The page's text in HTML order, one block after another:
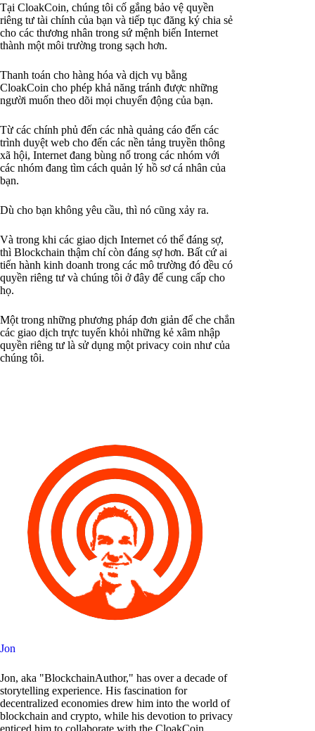
Tại CloakCoin, chúng tôi cố gắng bảo vệ quyền
riêng tư tài chính của bạn và tiếp tục đăng ký chia sẻ
cho các thương nhân trong sứ mệnh biến Internet
thành một môi trường trong sạch hơn.
Thanh toán cho hàng hóa và dịch vụ bằng
CloakCoin cho phép khả năng tránh được những
người muốn theo dõi mọi chuyển động của bạn.
Từ các chính phủ đến các nhà quảng cáo đến các
trình duyệt web cho đến các nền tảng truyền thông
xã hội, Internet đang bùng nổ trong các nhóm với
các nhóm đang tìm cách quản lý hồ sơ cá nhân của
bạn.
Dù cho bạn không yêu cầu, thì nó cũng xảy ra.
Và trong khi các giao dịch Internet có thể đáng sợ,
thì Blockchain thậm chí còn đáng sợ hơn. Bất cứ ai
tiến hành kinh doanh trong các mô trường đó đều có
quyền riêng tư và chúng tôi ở đây để cung cấp cho
họ.
Một trong những phương pháp đơn giản để che chắn
các giao dịch trực tuyến khỏi những kẻ xâm nhập
quyền riêng tư là sử dụng một privacy coin như của
chúng tôi.
Jon
Jon, aka "BlockchainAuthor," has over a decade of
storytelling experience. His fascination for
decentralized economies drew him into the world of
blockchain and crypto, while his devotion to privacy
enticed him to collaborate with the CloakCoin